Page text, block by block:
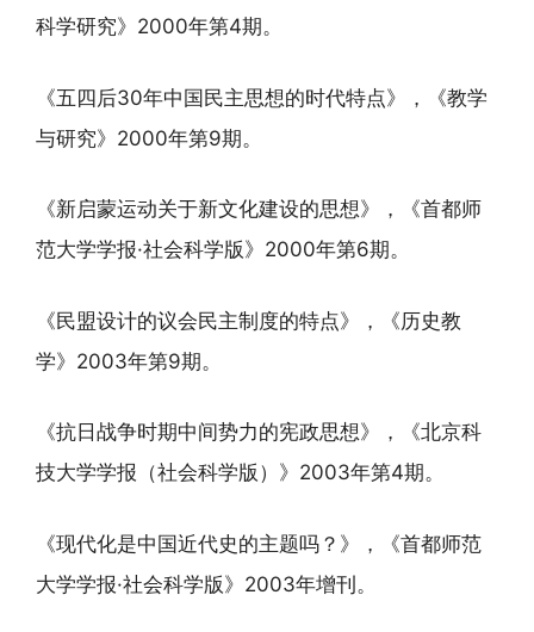
科学研究》2000年第4期。
《五四后30年中国民主思想的时代特点》，《教学
与研究》2000年第9期。
《新启蒙运动关于新文化建设的思想》，《首都师
范大学学报·社会科学版》2000年第6期。
《民盟设计的议会民主制度的特点》，《历史教
学》2003年第9期。
《抗日战争时期中间势力的宪政思想》，《北京科
技大学学报（社会科学版）》2003年第4期。
《现代化是中国近代史的主题吗？》，《首都师范
大学学报·社会科学版》2003年增刊。